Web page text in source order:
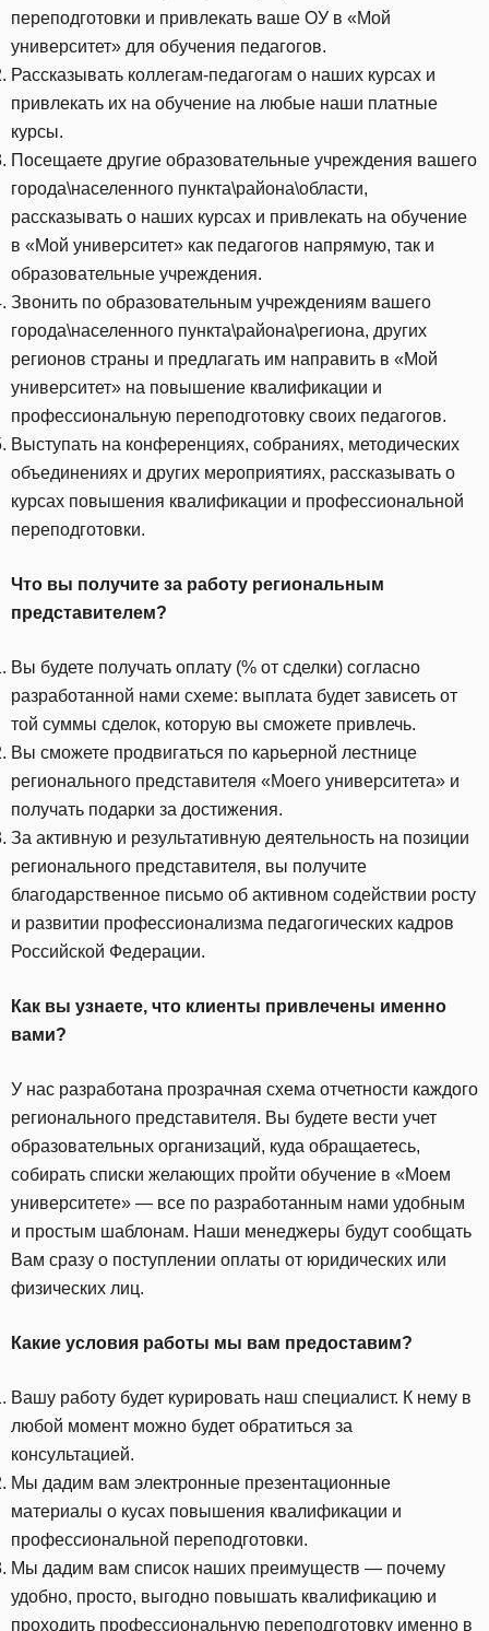
переподготовки и привлекать ваше ОУ в «Мой
университет» для обучения педагогов.
Рассказывать коллегам-педагогам о наших курсах и
привлекать их на обучение на любые наши платные
курсы.
Посещаете другие образовательные учреждения вашего
города\населенного пункта\района\области,
рассказывать о наших курсах и привлекать на обучение
в «Мой университет» как педагогов напрямую, так и
образовательные учреждения.
Звонить по образовательным учреждениям вашего
города\населенного пункта\района\региона, других
регионов страны и предлагать им направить в «Мой
университет» на повышение квалификации и
профессиональную переподготовку своих педагогов.
Выступать на конференциях, собраниях, методических
объединениях и других мероприятиях, рассказывать о
курсах повышения квалификации и профессиональной
переподготовки.
Что вы получите за работу региональным
представителем?
Вы будете получать оплату (% от сделки) согласно
разработанной нами схеме: выплата будет зависеть от
той суммы сделок, которую вы сможете привлечь.
Вы сможете продвигаться по карьерной лестнице
регионального представителя «Моего университета» и
получать подарки за достижения.
За активную и результативную деятельность на позиции
регионального представителя, вы получите
благодарственное письмо об активном содействии росту
и развитии профессионализма педагогических кадров
Российской Федерации.
Как вы узнаете, что клиенты привлечены именно
вами?
У нас разработана прозрачная схема отчетности каждого
регионального представителя. Вы будете вести учет
образовательных организаций, куда обращаетесь,
собирать списки желающих пройти обучение в «Моем
университете» — все по разработанным нами удобным
и простым шаблонам. Наши менеджеры будут сообщать
Вам сразу о поступлении оплаты от юридических или
физических лиц.
Какие условия работы мы вам предоставим?
Вашу работу будет курировать наш специалист. К нему в
любой момент можно будет обратиться за
консультацией.
Мы дадим вам электронные презентационные
материалы о кусах повышения квалификации и
профессиональной переподготовки.
Мы дадим вам список наших преимуществ — почему
удобно, просто, выгодно повышать квалификацию и
проходить профессиональную переподготовку именно в